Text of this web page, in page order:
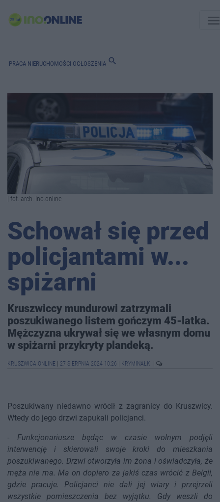
PRACA NIERUCHOMOŚCI OGŁOSZENIA search
| fot. arch. Ino.online
Schował się przed
policjantami w...
spiżarni
Kruszwiccy mundurowi zatrzymali
poszukiwanego listem gończym 45-latka.
Mężczyzna ukrywał się we własnym domu
w spiżarni przykryty plandeką.
KRUSZWICA.ONLINE 27 SIERPNIA 2024 10:26 KRYMINAŁKI
Poszukiwany niedawno wrócił z zagranicy do Kruszwicy.
Wtedy do jego drzwi zapukali policjanci.
- Funkcjonariusze będąc w czasie wolnym podjęli
interwencję i skierowali swoje kroki do mieszkania
poszukiwanego. Drzwi otworzyła im żona i oświadczyła, że
męża nie ma. Ma on dopiero za jakiś czas wrócić z Belgii,
gdzie pracuje. Policjanci nie dali jej wiary i przejrzeli
wszystkie pomieszczenia bez wyjątku. Gdy weszli do